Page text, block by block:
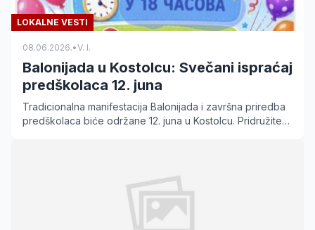
LOKALNE VESTI
08.06.2026.•V. I.
Balonijada u Kostolcu: Svečani ispraćaj
predškolaca 12. juna
Tradicionalna manifestacija Balonijada i završna priredba
predškolaca biće održane 12. juna u Kostolcu. Pridružite